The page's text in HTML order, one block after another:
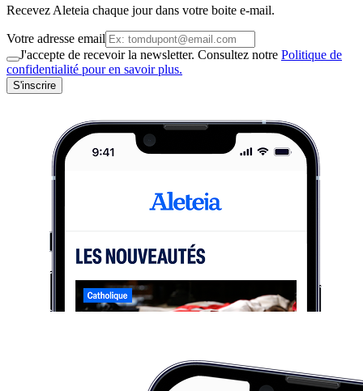
Recevez Aleteia chaque jour dans votre boite e-mail.
Votre adresse email
J'accepte de recevoir la newsletter. Consultez notre Politique de
confidentialité pour en savoir plus.
S'inscrire